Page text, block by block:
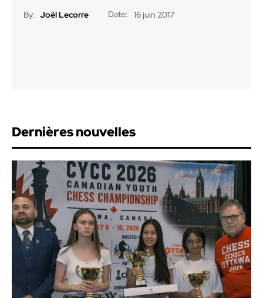
By: Joël Lecorre Date: 16 juin 2017
Dernières nouvelles